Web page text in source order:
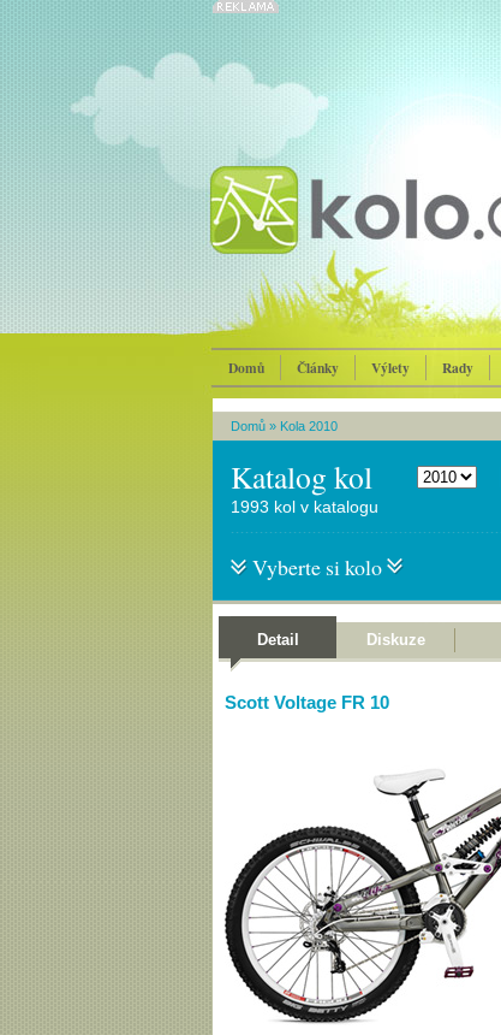
Domů Články Výlety Rady
Domů » Kola 2010
Katalog kol
1993 kol v katalogu
Vyberte si kolo
Detail Diskuze
Scott Voltage FR 10